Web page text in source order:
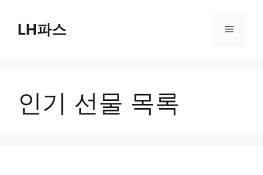
LH파스 메
인기 선물 목록